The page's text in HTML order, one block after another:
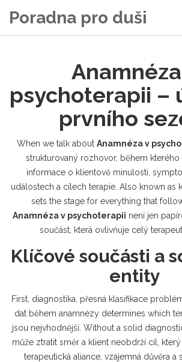
Poradna pro duši
psychoterapii –
prvního
When we talk about Anamnéza v
strukturovaný rozhovor, během kterého
informace o klientově minulosti,
událostech a cílech terapie . Also known as
sets the stage for everything that
Anamnéza v psychoterapii není jen
součást, která ovlivňuje celý
Klíčové součásti a
entity
First, diagnostika přesná klasifikace
dat během anamnézy determines which
jsou nejvhodnější. Without a solid
může ztratit směr a klient neobdrží cíl,
terapeutická aliance vzájemná důvěra a